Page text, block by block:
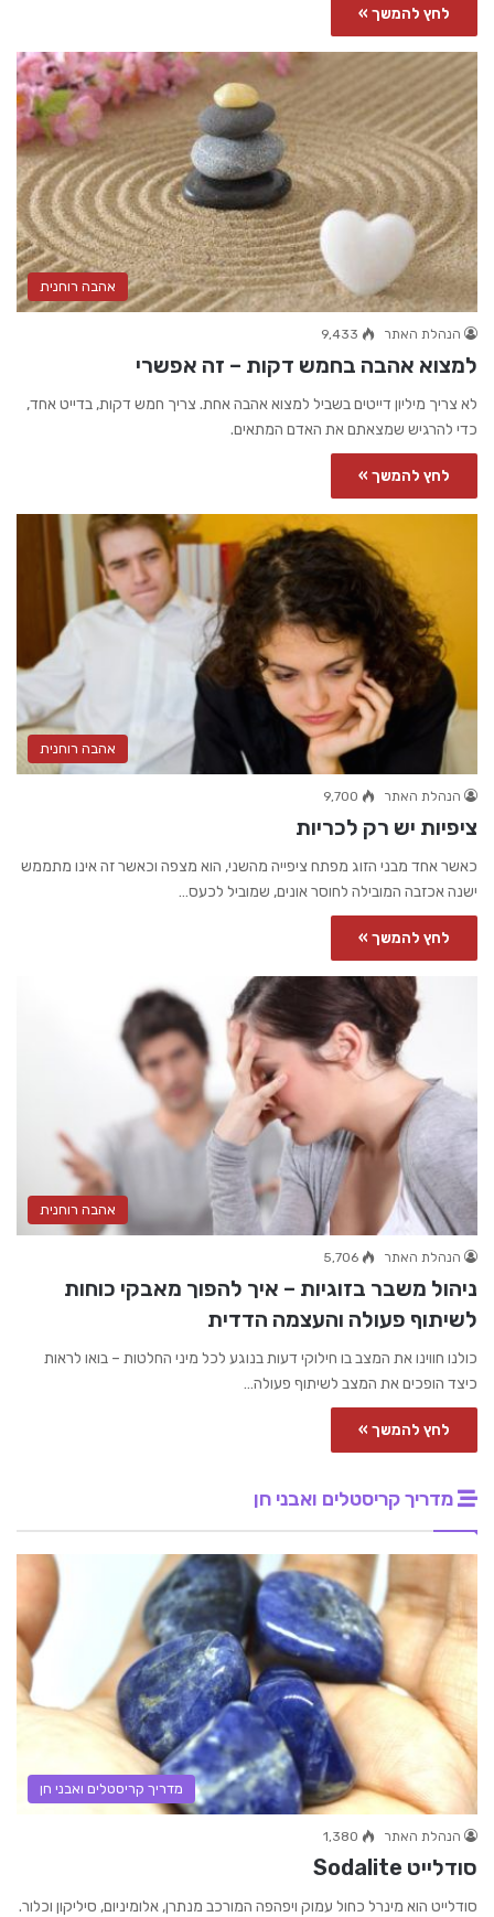
לחץ להמשך »
אהבה רוחנית
הנהלת האתר 9,433
למצוא אהבה בחמש דקות – זה אפשרי
לא צריך מיליון דייטים בשביל למצוא אהבה אחת. צריך חמש דקות, בדייט אחד,
כדי להרגיש שמצאתם את האדם המתאים.
לחץ להמשך »
אהבה רוחנית
הנהלת האתר 9,700
ציפיות יש רק לכריות
כאשר אחד מבני הזוג מפתח ציפייה מהשני, הוא מצפה וכאשר זה אינו מתממש
ישנה אכזבה המובילה לחוסר אונים, שמוביל לכעס…
לחץ להמשך »
אהבה רוחנית
הנהלת האתר 5,706
ניהול משבר בזוגיות – איך להפוך מאבקי כוחות
לשיתוף פעולה והעצמה הדדית
כולנו חווינו את המצב בו חילוקי דעות בנוגע לכל מיני החלטות – בואו לראות
כיצד הופכים את המצב לשיתוף פעולה…
לחץ להמשך »
מדריך קריסטלים ואבני חן
מדריך קריסטלים ואבני חן
הנהלת האתר 1,380
סודלייט Sodalite
סודלייט הוא מינרל כחול עמוק ויפהפה המורכב מנתרן, אלומיניום, סיליקון וכלור.